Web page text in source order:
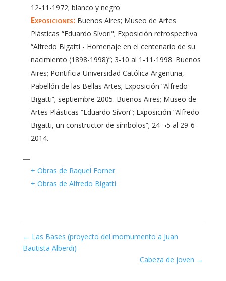
12-11-1972; blanco y negro
Exposiciones:Buenos Aires; Museo de Artes
Plásticas “Eduardo Sívori"; Exposición retrospectiva
“Alfredo Bigatti - Homenaje en el centenario de su
nacimiento (1898-1998)”; 3-10 al 1-11-1998. Buenos
Aires; Pontificia Universidad Católica Argentina,
Pabellón de las Bellas Artes; Exposición “Alfredo
Bigatti”; septiembre 2005. Buenos Aires; Museo de
Artes Plásticas “Eduardo Sívori”; Exposición “Alfredo
Bigatti, un constructor de símbolos”; 24-¬5 al 29-6-
2014.
—
+ Obras de Raquel Forner
+ Obras de Alfredo Bigatti
← Las Bases (proyecto del momumento a Juan
Bautista Alberdi)
Cabeza de joven →